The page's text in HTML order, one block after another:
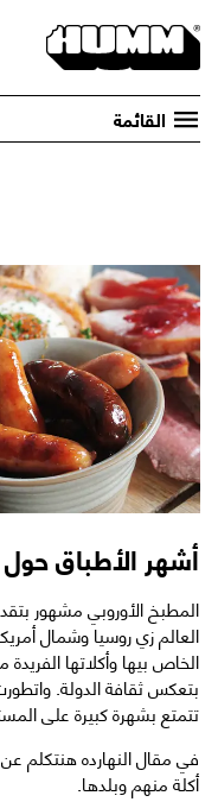
القائمة
أشهر الأطباق حول
المطبخ الأوروبي مشهور
العالم زي روسيا وشمال
الخاص بيها وأكلاتها
بتعكس ثقافة الدولة.
تتمتع بشهرة كبيرة على
في مقال النهارده هنتكلم
أكلة منهم وبلدها.